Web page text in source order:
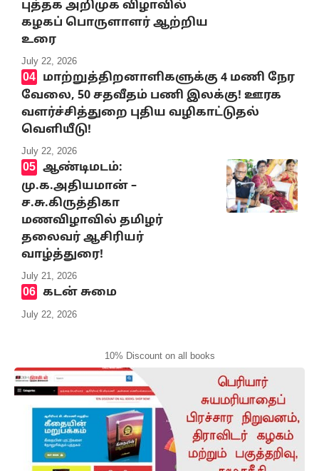
புத்தக அறிமுக விழாவில்
கழகப் பொருளாளர் ஆற்றிய
உரை
July 22, 2026
மாற்றுத்திறனாளிகளுக்கு 4 மணி நேர
வேலை, 50 சதவீதம் பணி இலக்கு! ஊரக
வளர்ச்சித்துறை புதிய வழிகாட்டுதல்
வெளியீடு!
July 22, 2026
ஆண்டிமடம்:
மு.க.அதியமான் –
ச.சு.கிருத்திகா
மணவிழாவில் தமிழர்
தலைவர் ஆசிரியர்
வாழ்த்துரை!
July 21, 2026
கடன் சுமை
July 22, 2026
10% Discount on all books